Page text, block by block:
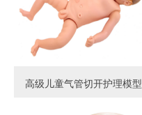
高级儿童气管切开护理模型